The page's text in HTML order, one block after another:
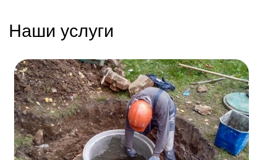
Наши услуги